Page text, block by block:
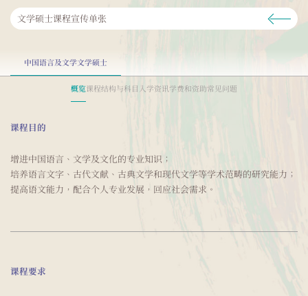
文学硕士课程宣传单张
中国语言及文学文学硕士
概览课程结构与科目 入学资讯学费和资助常见问题
课程目的
增进中国语言、文学及文化的专业知识；
培养语言文字、古代文献、古典文学和现代文学等学术范畴的研究能力；
提高语文能力，配合个人专业发展，回应社会需求。
课程要求